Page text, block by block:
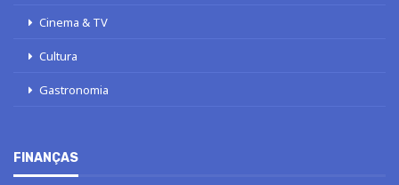
Cinema & TV
Cultura
Gastronomia
FINANÇAS